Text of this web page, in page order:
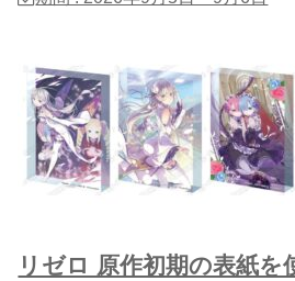
リゼロ 原作初期の表紙を